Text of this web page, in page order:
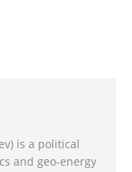
is a political
and geo-energy